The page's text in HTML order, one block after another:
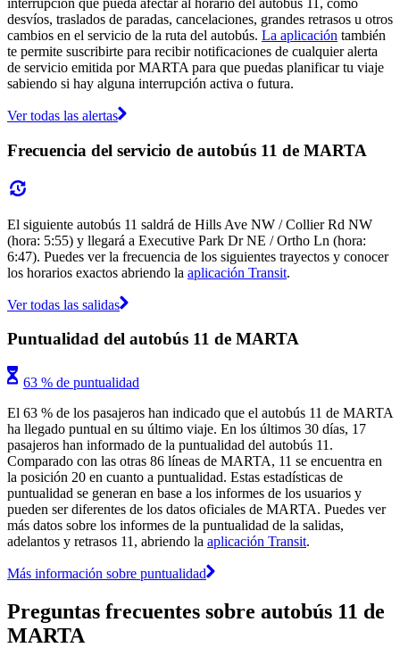
interrupción que pueda afectar al horario del autobús 11, como
desvíos, traslados de paradas, cancelaciones, grandes retrasos u otros
cambios en el servicio de la ruta del autobús. La aplicación también
te permite suscribirte para recibir notificaciones de cualquier alerta
de servicio emitida por MARTA para que puedas planificar tu viaje
sabiendo si hay alguna interrupción activa o futura.
Ver todas las alertas
Frecuencia del servicio de autobús 11 de MARTA
El siguiente autobús 11 saldrá de Hills Ave NW / Collier Rd NW
(hora: 5:55) y llegará a Executive Park Dr NE / Ortho Ln (hora:
6:47). Puedes ver la frecuencia de los siguientes trayectos y conocer
los horarios exactos abriendo la aplicación Transit.
Ver todas las salidas
Puntualidad del autobús 11 de MARTA
63 % de puntualidad
El 63 % de los pasajeros han indicado que el autobús 11 de MARTA
ha llegado puntual en su último viaje. En los últimos 30 días, 17
pasajeros han informado de la puntualidad del autobús 11.
Comparado con las otras 86 líneas de MARTA, 11 se encuentra en
la posición 20 en cuanto a puntualidad. Estas estadísticas de
puntualidad se generan en base a los informes de los usuarios y
pueden ser diferentes de los datos oficiales de MARTA. Puedes ver
más datos sobre los informes de la puntualidad de la salidas,
adelantos y retrasos 11, abriendo la aplicación Transit.
Más información sobre puntualidad
Preguntas frecuentes sobre autobús 11 de
MARTA